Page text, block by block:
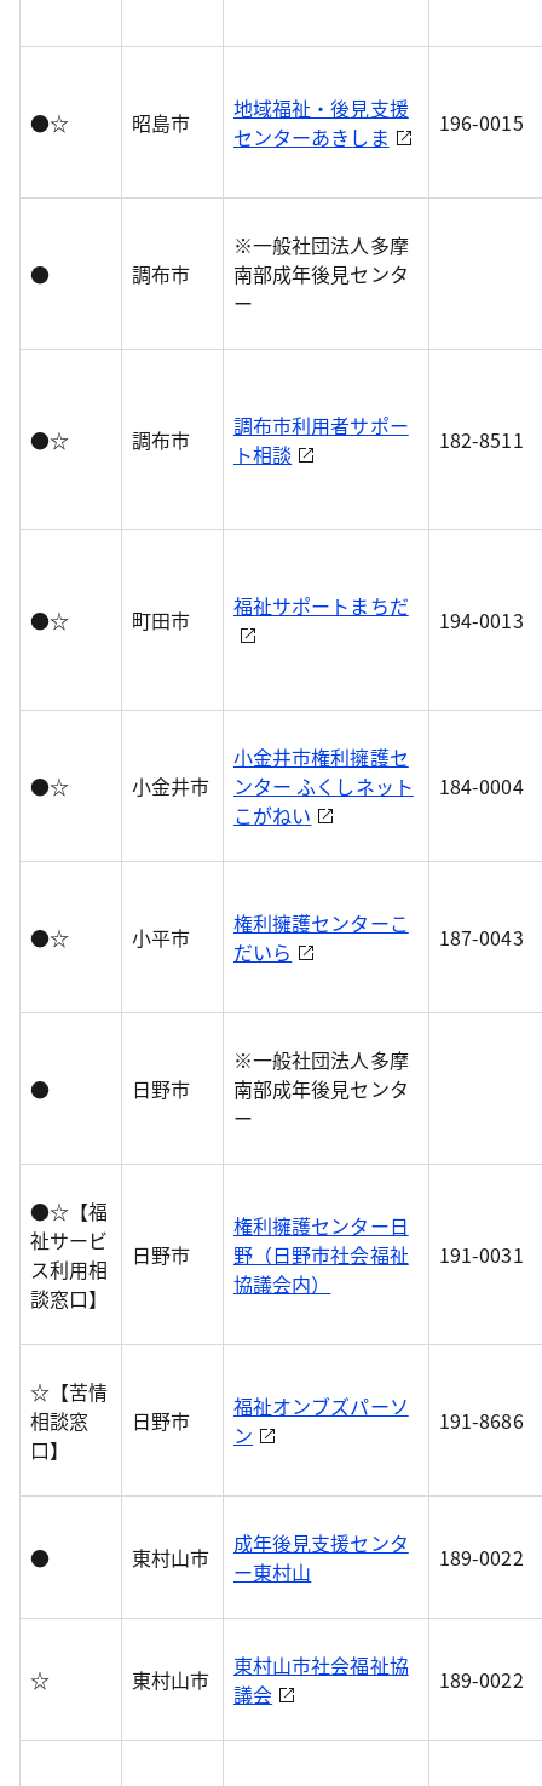
●☆ 昭島市
地域福祉・後見支援
センターあきしま
196-0015
● 調布市
※一般社団法人多摩
南部成年後見センタ
ー
●☆ 調布市
調布市利用者サポー
ト相談
182-8511
●☆ 町田市 福祉サポートまちだ 194-0013
●☆ 小金井市
小金井市権利擁護セ
ンター ふくしネット
こがねい
184-0004
●☆ 小平市
権利擁護センターこ
だいら
187-0043
● 日野市
※一般社団法人多摩
南部成年後見センタ
ー
●☆【福
祉サービ
ス利用相
談窓口】
日野市
権利擁護センター日
野（日野市社会福祉
協議会内）
191-0031
☆【苦情
相談窓
口】
日野市
福祉オンブズパーソ
ン
191-8686
● 東村山市
成年後見支援センタ
ー東村山
189-0022
☆ 東村山市
東村山市社会福祉協
議会
189-0022